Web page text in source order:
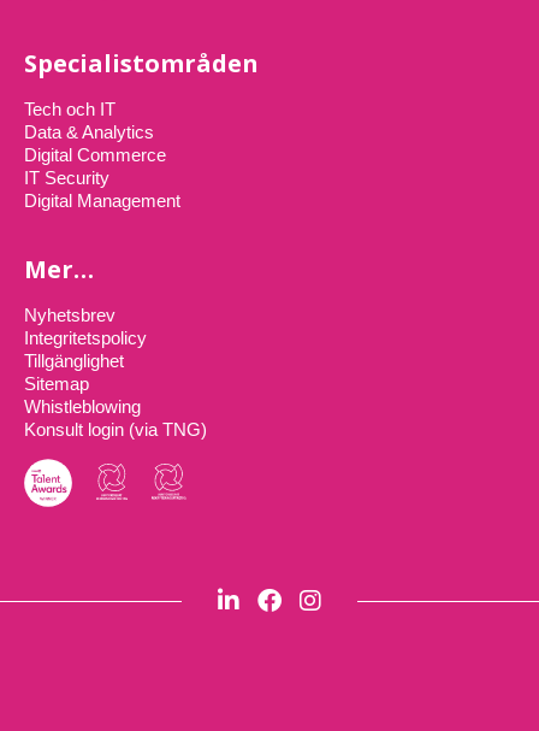
Specialistområden
Tech och IT
Data & Analytics
Digital Commerce
IT Security
Digital Management
Mer…
Nyhetsbrev
Integritetspolicy
Tillgänglighet
Sitemap
Whistleblowing
Konsult login (via TNG)